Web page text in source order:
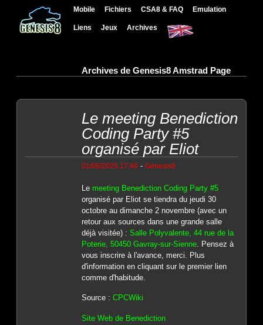
Mobile Fichiers CSA8 & FAQ Emulation
Liens Jeux Archives
Archives de Genesis8 Amstrad Page
Le meeting Benediction
Coding Party #5
organisé par Eliot
01/06/2025 17:48 - Genesis8
Le meeting Benediction Coding Party #5
organisé par Eliot se tiendra du jeudi 30
octobre au dimanche 2 novembre (avec un
retour aux sources dans une grande salle
déjà visitée) : Salle Polyvalente, 44 rue de la
Poterie, 50450 Gavray-sur-Sienne. Pensez à
vous inscrire à l'avance, merci. Plus
d'information en cliquant sur le premier lien
comme d'habitude.
Source : CPCWiki
Site Web de Benediction